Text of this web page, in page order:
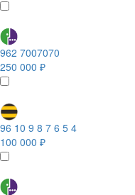
962 7007070
250 000 ₽
96 10 9 8 7 6 5 4
100 000 ₽